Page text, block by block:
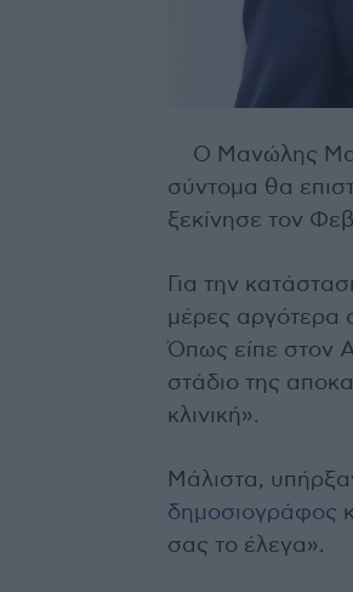
Ο Μανώλης
σύντομα θα
ξεκίνησε τον
Για την
μέρες αργότερα
Όπως είπε στον
στάδιο της
κλινική».
Μάλιστα,
δημοσιογράφος
σας το έλεγα».